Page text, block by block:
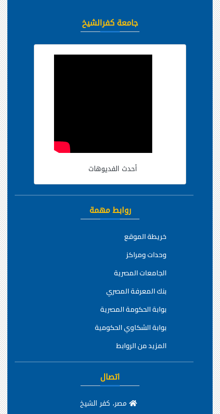
جامعة كفرالشيخ
أحدث الفديوهات
روابط مهمة
خريطة الموقع
وحدات ومراكز
الجامعات المصرية
بنك المعرفة المصري
بوابة الحكومة المصرية
بوابة الشكاوي الحكومية
المزيد من الروابط
اتصال
مصر، كفر الشيخ